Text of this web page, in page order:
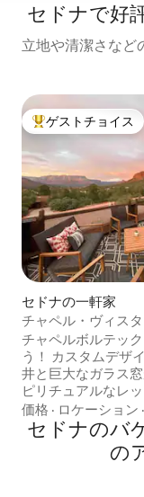
セドナで好
立地や清潔さなど
大好評のゲストチ
ゲストチョイス
セドナの一軒家
チャペル・ヴィス
楽しめる建築の宝石
チャペルボルテッ
う！ カスタムデザ
井と巨大なガラス
ピリチュアルなレ
すことができます。
室/3バスルームの
クなリビングルー
チン、ダイニング
価格 · ロケーション ·
セドナのバ
の